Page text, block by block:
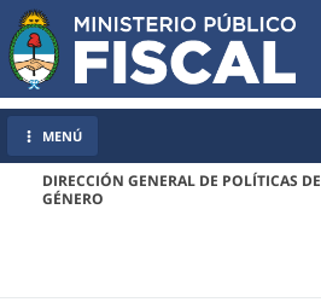
DIRECCIÓN GENERAL DE POLÍTICAS DE
GÉNERO
MENÚ